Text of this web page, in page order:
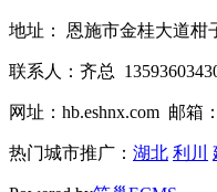
地址： 恩施市金桂大道柑
联系人：齐总
网址：hb.eshnx.com 邮箱
热门城市推广： 湖北 利川